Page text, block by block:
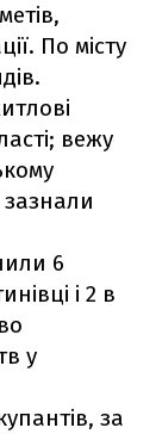
По місту
вежу
6
і 2 в
у
за